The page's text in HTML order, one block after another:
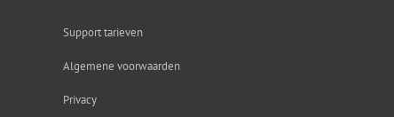
Support tarieven
Algemene voorwaarden
Privacy